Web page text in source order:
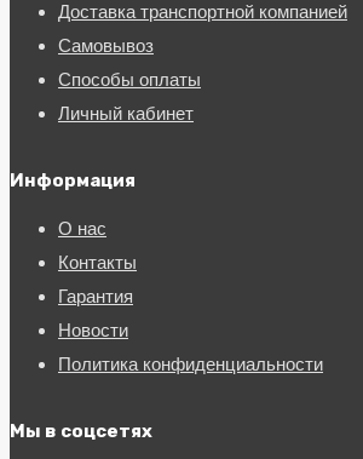
Доставка транспортной компанией
Самовывоз
Способы оплаты
Личный кабинет
Информация
О нас
Контакты
Гарантия
Новости
Политика конфиденциальности
Мы в соцсетях